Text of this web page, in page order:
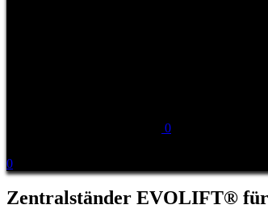
0
0
Zentralständer EVOLIFT® für